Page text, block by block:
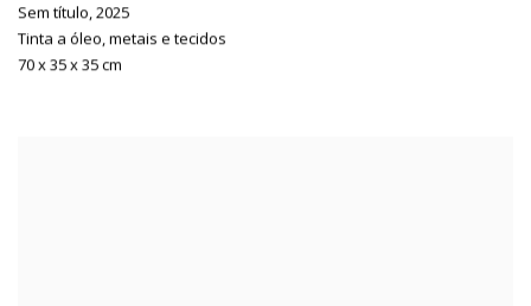
Sem título,2025
Tinta a óleo,metais e tecidos
70 x 35 x 35 cm